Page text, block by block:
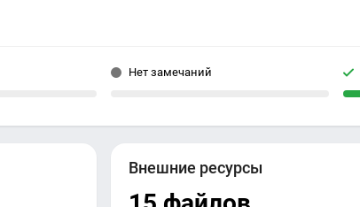
Нет замечаний
Внешние ресурсы